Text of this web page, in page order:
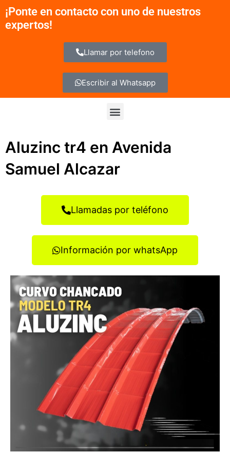
contenido
¡Ponte en contacto con uno de nuestros
expertos!
Llamar por telefono
Escribir al Whatsapp
Menu
Aluzinc tr4 en Avenida
Samuel Alcazar
Llamadas por teléfono
Información por whatsApp